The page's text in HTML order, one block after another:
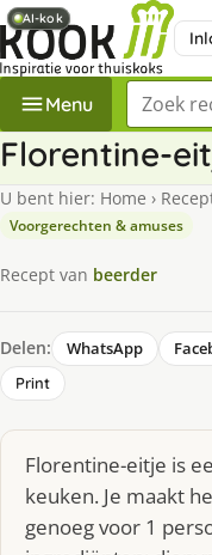
Menu Zoek
Florentine-
U bent hier: Home ›
Voorgerechten & amuses
Recept van beerder
Delen: WhatsApp
Print
Florentine-eitje is
keuken. Je maakt
genoeg voor 1
AI-kok
AI-kok